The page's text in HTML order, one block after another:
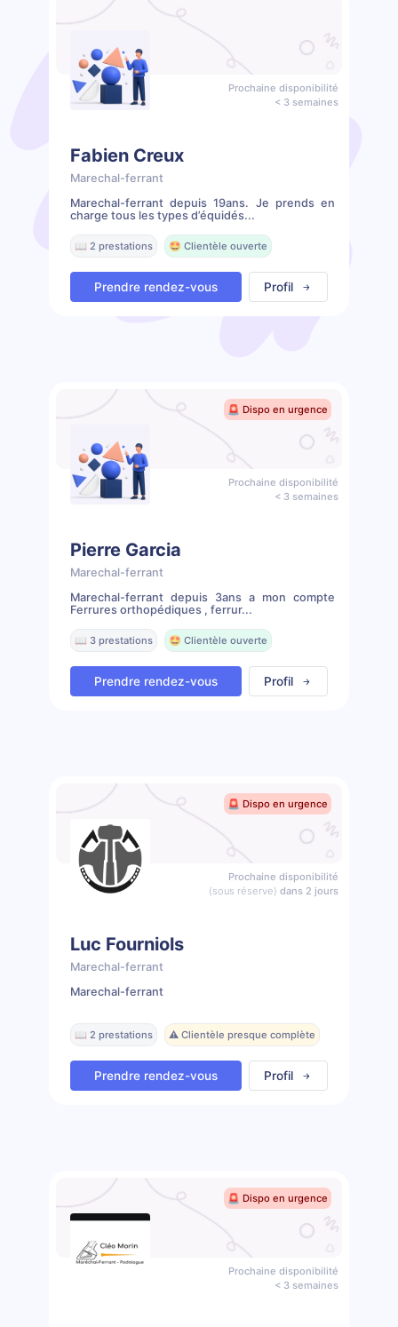
Prochaine disponibilité
< 3 semaines
Fabien Creux
Marechal-ferrant
Marechal-ferrant depuis 19ans. Je prends en
charge tous les types d’équidés...
📖 2 prestations 🤩 Clientèle ouverte
Prendre rendez-vous Profil
🚨 Dispo en urgence
Prochaine disponibilité
< 3 semaines
Pierre Garcia
Marechal-ferrant
Marechal-ferrant depuis 3ans a mon compte
Ferrures orthopédiques , ferrur...
📖 3 prestations 🤩 Clientèle ouverte
Prendre rendez-vous Profil
🚨 Dispo en urgence
Prochaine disponibilité
(sous réserve) dans 2 jours
Luc Fourniols
Marechal-ferrant
Marechal-ferrant
📖 2 prestations ⚠️ Clientèle presque complète
Prendre rendez-vous Profil
🚨 Dispo en urgence
Prochaine disponibilité
< 3 semaines